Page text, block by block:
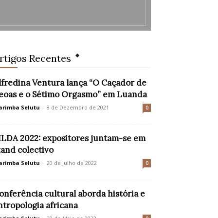
Recentes
Ventura lança “O Caçador de
e o Sétimo Orgasmo” em Luanda
Selutu - 8 de Dezembro de 2021 0
2022: expositores juntam-se em
colectivo
Selutu - 20 de Julho de 2022 0
cultural aborda história e
africana